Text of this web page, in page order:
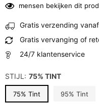
mensen bekijken dit
Gratis verzending
Gratis vervanging of
24/7 klantenservice
STIJL: 75% TINT
75% Tint 95% Tint